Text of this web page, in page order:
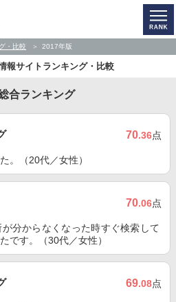
・比較 2017年版
報サイトランキング・比較
合ランキング
70.36点
。（20代／女性）
70.06点
分からなくなった時すぐ検索して
です。（30代／女性）
69.08点